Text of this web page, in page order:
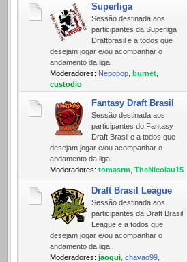
Superliga
Sessão destinada aos
participantes da Superliga
Draftbrasil e a todos que
desejam jogar e/ou acompanhar o
andamento da liga.
Moderadores: Nepopop burnet
custodio
Fantasy Draft Brasil
Sessão destinada aos
participantes do Fantasy
Draft Brasil e a todos que
desejam jogar e/ou acompanhar o
andamento da liga.
Moderadores: tomasrm TheNicolau15
Draft Brasil League
Sessão destinada aos
participantes da Draft Brasil
League e a todos que
desejam jogar e/ou acompanhar o
andamento da liga.
Moderadores: jaogui chavao99